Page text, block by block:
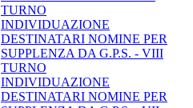
TURNO
INDIVIDUAZIONE
DESTINATARI NOMINE PER
SUPPLENZA DA G.P.S. - VIII
TURNO
INDIVIDUAZIONE
DESTINATARI NOMINE PER